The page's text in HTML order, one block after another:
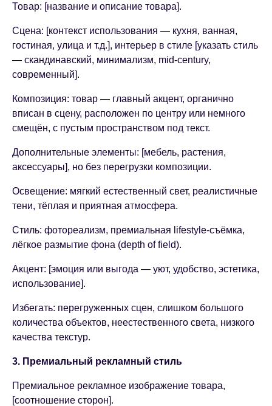
Товар: [название и описание товара].
Сцена: [контекст использования — кухня, ванная,
гостиная, улица и т.д.], интерьер в стиле [указать стиль
— скандинавский, минимализм, mid-century,
современный].
Композиция: товар — главный акцент, органично
вписан в сцену, расположен по центру или немного
смещён, с пустым пространством под текст.
Дополнительные элементы: [мебель, растения,
аксессуары], но без перегрузки композиции.
Освещение: мягкий естественный свет, реалистичные
тени, тёплая и приятная атмосфера.
Стиль: фотореализм, премиальная lifestyle-съёмка,
лёгкое размытие фона (depth of field).
Акцент: [эмоция или выгода — уют, удобство, эстетика,
использование].
Избегать: перегруженных сцен, слишком большого
количества объектов, неестественного света, низкого
качества текстур.
3. Премиальный рекламный стиль
Премиальное рекламное изображение товара,
[соотношение сторон].